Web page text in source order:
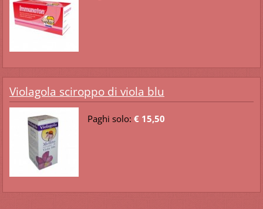
Violagola sciroppo di viola blu
Paghi solo: € 15,50